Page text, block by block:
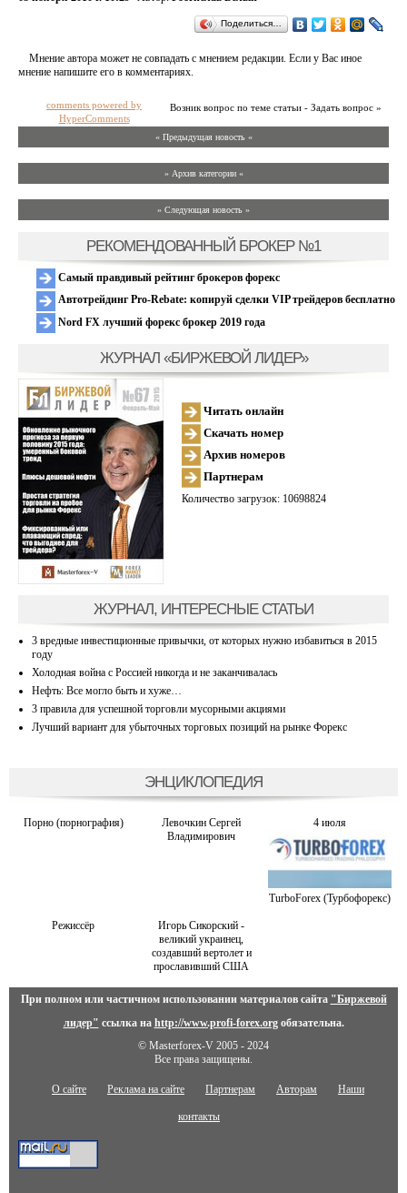
Поделиться…
Мнение автора может не совпадать с мнением редакции. Если у Вас иное
мнение напишите его в комментариях.
Возник вопрос по теме статьи - Задать вопрос »
comments powered by
HyperComments
« Предыдущая новость «
» Архив категории «
» Следующая новость »
РЕКОМЕНДОВАННЫЙ БРОКЕР №1
Самый правдивый рейтинг брокеров форекс
Автотрейдинг Pro-Rebate: копируй сделки VIP трейдеров бесплатно
Nord FX лучший форекс брокер 2019 года
ЖУРНАЛ «БИРЖЕВОЙ ЛИДЕР»
Читать онлайн
Скачать номер
Архив номеров
Партнерам
Количество загрузок: 10698824
ЖУРНАЛ, ИНТЕРЕСНЫЕ СТАТЬИ
3 вредные инвестиционные привычки, от которых нужно избавиться в 2015
году
Холодная война с Россией никогда и не заканчивалась
Нефть: Все могло быть и хуже…
3 правила для успешной торговли мусорными акциями
Лучший вариант для убыточных торговых позиций на рынке Форекс
ЭНЦИКЛОПЕДИЯ
Порно (порнография)
Левочкин Сергей
Владимирович
4 июля
TurboForex (Турбофорекс)
Режиссёр
Игорь Сикорский -
великий украинец,
создавший вертолет и
прославивший США
При полном или частичном использовании материалов сайта "Биржевой
лидер" ссылка на http://www.profi-forex.orgобязательна.
© Masterforex-V 2005 - 2024
Все права защищены.
О сайте Реклама на сайте Партнерам Авторам Наши
контакты